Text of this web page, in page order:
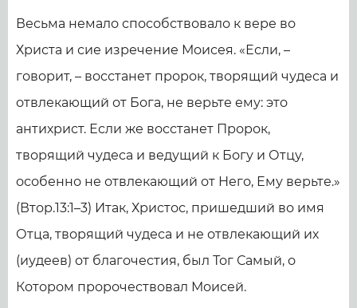
Весьма немало способствовало к вере во
Христа и сие изречение Моисея. «Если, –
говорит, – восстанет пророк, творящий чудеса и
отвлекающий от Бога, не верьте ему: это
антихрист. Если же восстанет Пророк,
творящий чудеса и ведущий к Богу и Отцу,
особенно не отвлекающий от Него, Ему верьте.»
(Втор.13:1–3) Итак, Христос, пришедший во имя
Отца, творящий чудеса и не отвлекающий их
(иудеев) от благочестия, был Тог Самый, о
Котором пророчествовал Моисей.